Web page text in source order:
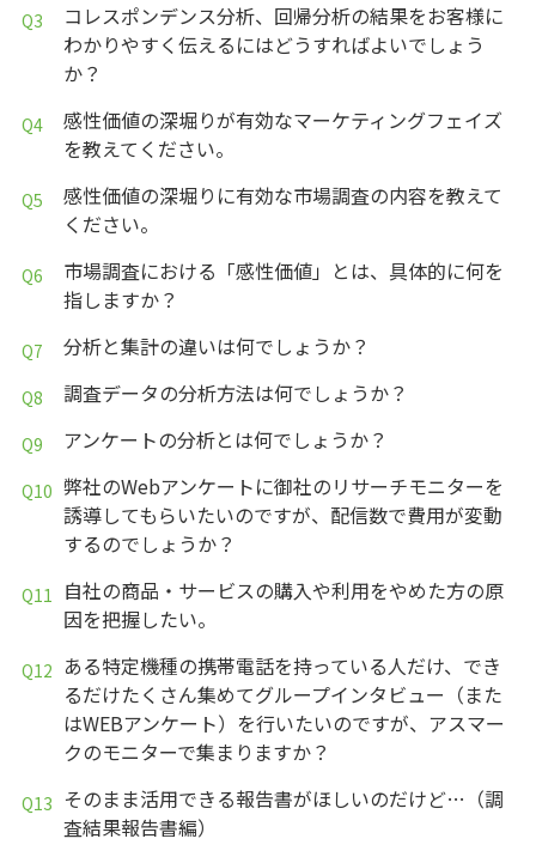
コレスポンデンス分析、回帰分析の結果をお客様に
わかりやすく伝えるにはどうすればよいでしょう
か？
感性価値の深堀りが有効なマーケティングフェイズ
を教えてください。
感性価値の深堀りに有効な市場調査の内容を教えて
ください。
市場調査における「感性価値」とは、具体的に何を
指しますか？
分析と集計の違いは何でしょうか？
調査データの分析方法は何でしょうか？
アンケートの分析とは何でしょうか？
弊社のWebアンケートに御社のリサーチモニターを
誘導してもらいたいのですが、配信数で費用が変動
するのでしょうか？
自社の商品・サービスの購入や利用をやめた方の原
因を把握したい。
ある特定機種の携帯電話を持っている人だけ、でき
るだけたくさん集めてグループインタビュー（また
はWEBアンケート）を行いたいのですが、アスマー
クのモニターで集まりますか？
そのまま活用できる報告書がほしいのだけど…（調
査結果報告書編）